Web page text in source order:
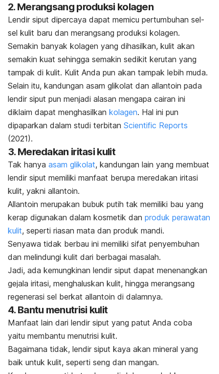
2. Merangsang produksi kolagen
Lendir siput dipercaya dapat memicu pertumbuhan sel-
sel kulit baru dan merangsang produksi kolagen.
Semakin banyak kolagen yang dihasilkan, kulit akan
semakin kuat sehingga semakin sedikit kerutan yang
tampak di kulit. Kulit Anda pun akan tampak lebih muda.
Selain itu, kandungan asam glikolat dan allantoin pada
lendir siput pun menjadi alasan mengapa cairan ini
diklaim dapat menghasilkan kolagen. Hal ini pun
dipaparkan dalam studi terbitan Scientific Reports
(2021).
3. Meredakan iritasi kulit
Tak hanya asam glikolat, kandungan lain yang membuat
lendir siput memiliki manfaat berupa meredakan iritasi
kulit, yakni allantoin.
Allantoin merupakan bubuk putih tak memiliki bau yang
kerap digunakan dalam kosmetik dan produk perawatan
kulit, seperti riasan mata dan produk mandi.
Senyawa tidak berbau ini memiliki sifat penyembuhan
dan melindungi kulit dari berbagai masalah.
Jadi, ada kemungkinan lendir siput dapat menenangkan
gejala iritasi, menghaluskan kulit, hingga merangsang
regenerasi sel berkat allantoin di dalamnya.
4. Bantu menutrisi kulit
Manfaat lain dari lendir siput yang patut Anda coba
yaitu membantu menutrisi kulit.
Bagaimana tidak, lendir siput kaya akan mineral yang
baik untuk kulit, seperti seng dan mangan.